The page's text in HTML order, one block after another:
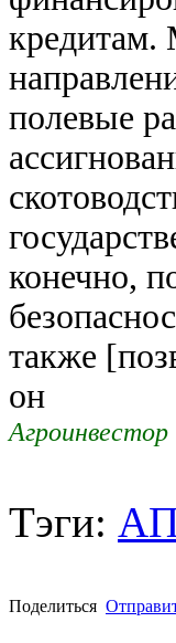
кредитам.
полевые
конечно,
также
он
Агроинвестор
Тэги:
Поделиться